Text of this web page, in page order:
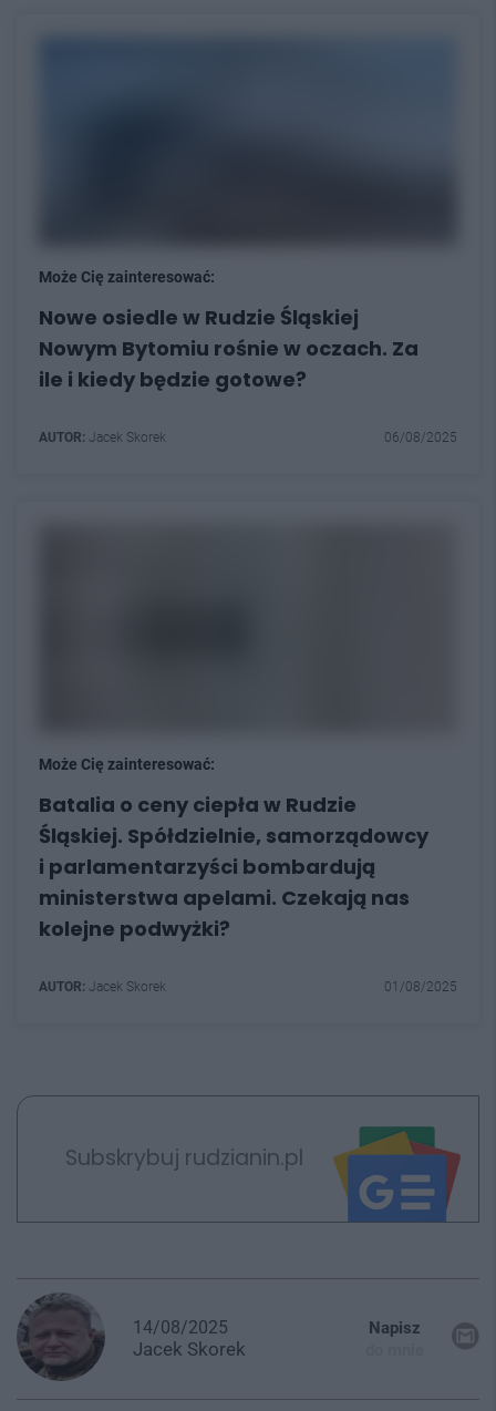
Może Cię zainteresować:
Nowe osiedle w Rudzie Śląskiej
Nowym Bytomiu rośnie w oczach. Za
ile i kiedy będzie gotowe?
AUTOR: Jacek Skorek 06/08/2025
Może Cię zainteresować:
Batalia o ceny ciepła w Rudzie
Śląskiej. Spółdzielnie, samorządowcy
i parlamentarzyści bombardują
ministerstwa apelami. Czekają nas
kolejne podwyżki?
AUTOR: Jacek Skorek 01/08/2025
Subskrybuj rudzianin.pl
14/08/2025
Jacek Skorek
Napisz